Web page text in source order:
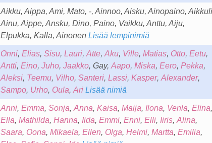
Aikku, Aippa, Ami, Mato, -, Ainnoo, Aisku, Ainopaino,
Ainu, Aippe, Ansku, Dino, Paino, Vaikku, Anttu, Aiju,
Elpukka, Kalla, Ainonen Lisää lempinimiä
Onni, Elias, Sisu, Lauri, Atte, Aku, Ville, Matias, Otto, Eetu,
Antti, Eino, Juho, Jaakko, Gay, Aapo, Miska, Eero, Pekka,
Aleksi, Teemu, Vilho, Santeri, Lassi, Kasper, Alexander,
Sampo, Urho, Oula, Ari Lisää nimiä
Anni, Emma, Sonja, Anna, Kaisa, Maija, Ilona, Venla, Elina,
Ella, Mathilda, Hanna, Iida, Emmi, Enni, Elli, Iiris, Alina,
Saara, Oona, Mikaela, Ellen, Olga, Helmi, Martta, Emilia,